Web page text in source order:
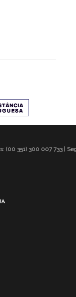
(00 351) 300 007 733 |